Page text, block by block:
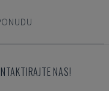
NAS!